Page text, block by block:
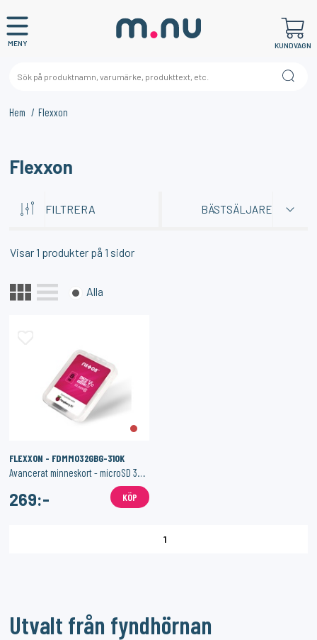
MENY KUNDVAGN
Hem Flexxon
DIG?
159:-
Flexxon
FILTRERA BÄSTSÄLJARE
Visar1 produkter på1 sidor
Alla
FLEXXON - FDMM032GBG-310K
Avancerat minneskort - microSD 32GB - Gold Grade
269:- KÖP
1
Utvalt från fyndhörnan